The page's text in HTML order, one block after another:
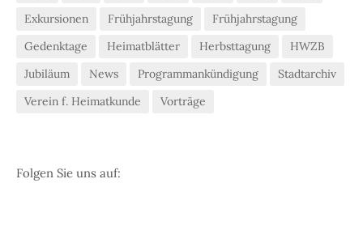
Exkursionen
Frühjahrstagung
Frühjahrstagung
Gedenktage
Heimatblätter Herbsttagung
HWZB
Jubiläum
News Programmankündigung
Stadtarchiv
Verein f. Heimatkunde
Vorträge
Folgen Sie uns auf: